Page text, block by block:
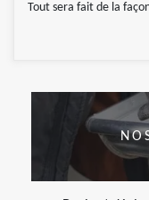
Tout sera fait de la